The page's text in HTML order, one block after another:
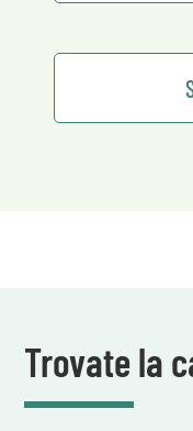
Trovate la